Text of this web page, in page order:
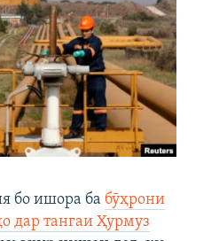
бо ишора ба бӯҳрони
дар тангаи Ҳурмуз